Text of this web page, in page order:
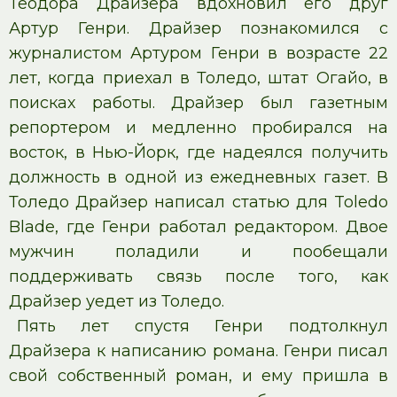
Артур Генри. Драйзер познакомился с
журналистом Артуром Генри в возрасте 22
лет, когда приехал в Толедо, штат Огайо, в
поисках работы. Драйзер был газетным
репортером и медленно пробирался на
восток, в Нью-Йорк, где надеялся получить
должность в одной из ежедневных газет. В
Толедо Драйзер написал статью для Toledo
Blade, где Генри работал редактором. Двое
мужчин поладили и пообещали
поддерживать связь после того, как
Драйзер уедет из Толедо.
Пять лет спустя Генри подтолкнул
Драйзера к написанию романа. Генри писал
свой собственный роман, и ему пришла в